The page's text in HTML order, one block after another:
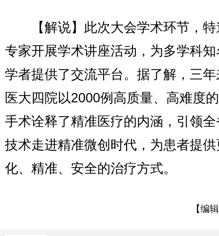
【解说】此次大会学术环节，特
专家开展学术讲座活动，为多学科
学者提供了交流平台。据了解，三
医大四院以2000例高质量、高难度
手术诠释了精准医疗的内涵，引领
技术走进精准微创时代，为患者提
化、精准、安全的治疗方式。
【编